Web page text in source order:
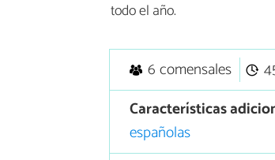
todo el año.
6 comensales
Características
españolas